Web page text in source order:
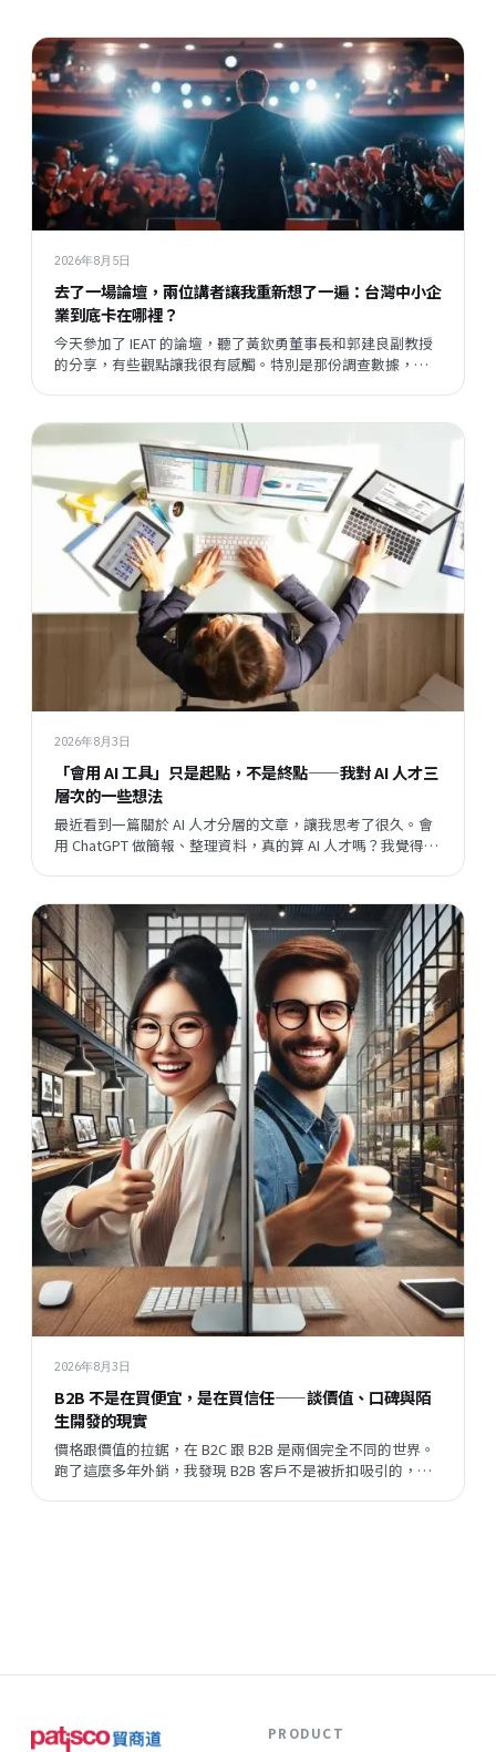
2026年8月5日
去了一場論壇，兩位講者讓我重新想了一遍：台灣中小企
業到底卡在哪裡？
今天參加了 IEAT 的論壇，聽了黃欽勇董事長和郭建良副教授
的分享，有些觀點讓我很有感觸。特別是那份調查數據，把
2026年8月3日
「會用 AI 工具」只是起點，不是終點——我對 AI 人才三
層次的一些想法
最近看到一篇關於 AI 人才分層的文章，讓我思考了很久。會
用 ChatGPT 做簡報、整理資料，真的算 AI 人才嗎？我覺得這
2026年8月3日
B2B 不是在買便宜，是在買信任——談價值、口碑與陌
生開發的現實
價格跟價值的拉鋸，在 B2C 跟 B2B 是兩個完全不同的世界。
跑了這麼多年外銷，我發現 B2B 客戶不是被折扣吸引的，他
PRODUCT